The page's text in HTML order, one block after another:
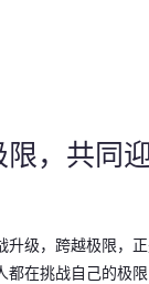
，共同
级，跨越极限，
在挑战自己的极